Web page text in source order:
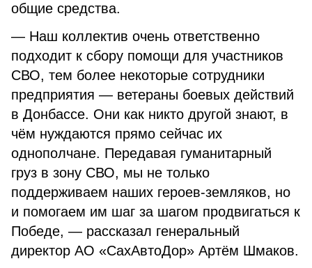
общие средства.
— Наш коллектив очень ответственно
подходит к сбору помощи для участников
СВО, тем более некоторые сотрудники
предприятия — ветераны боевых действий
в Донбассе. Они как никто другой знают, в
чём нуждаются прямо сейчас их
однополчане. Передавая гуманитарный
груз в зону СВО, мы не только
поддерживаем наших героев-земляков, но
и помогаем им шаг за шагом продвигаться к
Победе, — рассказал генеральный
директор АО «СахАвтоДор» Артём Шмаков.